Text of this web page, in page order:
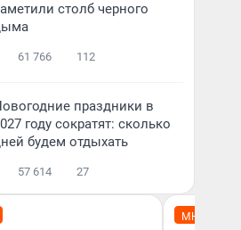
столб черного
61 766 112
праздники в
году сократят: сколько
будем отдыхать
57 614 27
МНЕНИЕ